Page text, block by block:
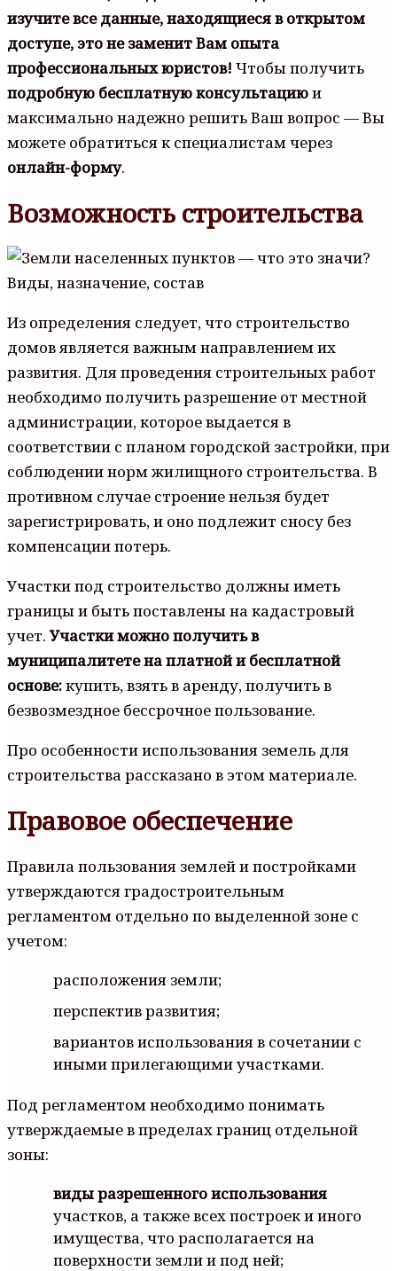
изучите все данные, находящиеся в открытом
доступе, это не заменит Вам опыта
профессиональных юристов! Чтобы получить
подробную бесплатную консультациюи
максимально надежно решить Ваш вопрос — Вы
можете обратиться к специалистам через
онлайн-форму.
Возможность строительства
Из определения следует, что строительство
домов является важным направлением их
развития. Для проведения строительных работ
необходимо получить разрешение от местной
администрации, которое выдается в
соответствии с планом городской застройки, при
соблюдении норм жилищного строительства. В
противном случае строение нельзя будет
зарегистрировать, и оно подлежит сносу без
компенсации потерь.
Участки под строительство должны иметь
границы и быть поставлены на кадастровый
учет.Участки можно получить в
муниципалитете на платной и бесплатной
основе:купить, взять в аренду, получить в
безвозмездное бессрочное пользование.
Про особенности использования земель для
строительства рассказано в этом материале.
Правовое обеспечение
Правила пользования землей и постройками
утверждаются градостроительным
регламентом отдельно по выделенной зоне с
учетом:
расположения земли;
перспектив развития;
вариантов использования в сочетании с
иными прилегающими участками.
Под регламентом необходимо понимать
утверждаемые в пределах границ отдельной
зоны:
виды разрешенного использования
участков, а также всех построек и иного
имущества, что располагается на
поверхности земли и под ней;